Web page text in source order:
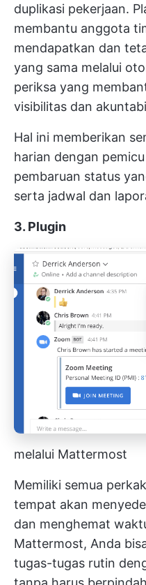
duplikasi pekerjaan.
membantu anggota
mendapatkan dan
yang sama melalui
periksa yang
visibilitas dan
Hal ini memberikan
harian dengan
pembaruan status
serta jadwal dan
3. Plugin
melalui Mattermost
Memiliki semua
tempat akan
dan menghemat
Mattermost, Anda
tugas-tugas rutin